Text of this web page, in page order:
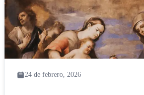
24 de febrero, 2026